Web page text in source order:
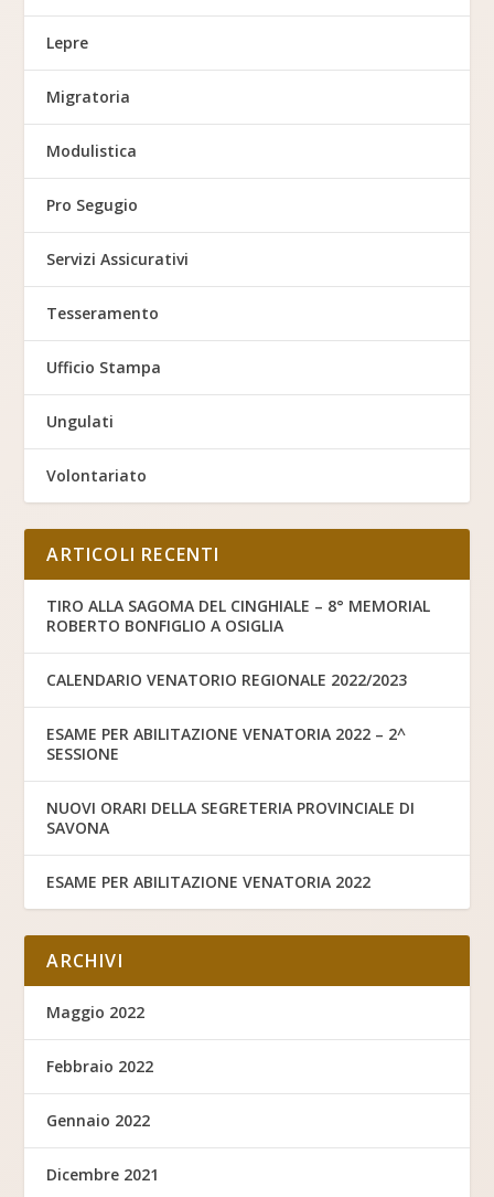
Lepre
Migratoria
Modulistica
Pro Segugio
Servizi Assicurativi
Tesseramento
Ufficio Stampa
Ungulati
Volontariato
ARTICOLI RECENTI
TIRO ALLA SAGOMA DEL CINGHIALE – 8° MEMORIAL
ROBERTO BONFIGLIO A OSIGLIA
CALENDARIO VENATORIO REGIONALE 2022/2023
ESAME PER ABILITAZIONE VENATORIA 2022 – 2^
SESSIONE
NUOVI ORARI DELLA SEGRETERIA PROVINCIALE DI
SAVONA
ESAME PER ABILITAZIONE VENATORIA 2022
ARCHIVI
Maggio 2022
Febbraio 2022
Gennaio 2022
Dicembre 2021